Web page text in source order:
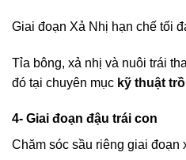
Giai đoạn Xả Nhị hạn chế tối
Tỉa bông, xả nhị và nuôi trái
đó tại chuyên mục kỹ thuật
4- Giai đoạn đậu trái con
Chăm sóc sầu riêng giai đoạn